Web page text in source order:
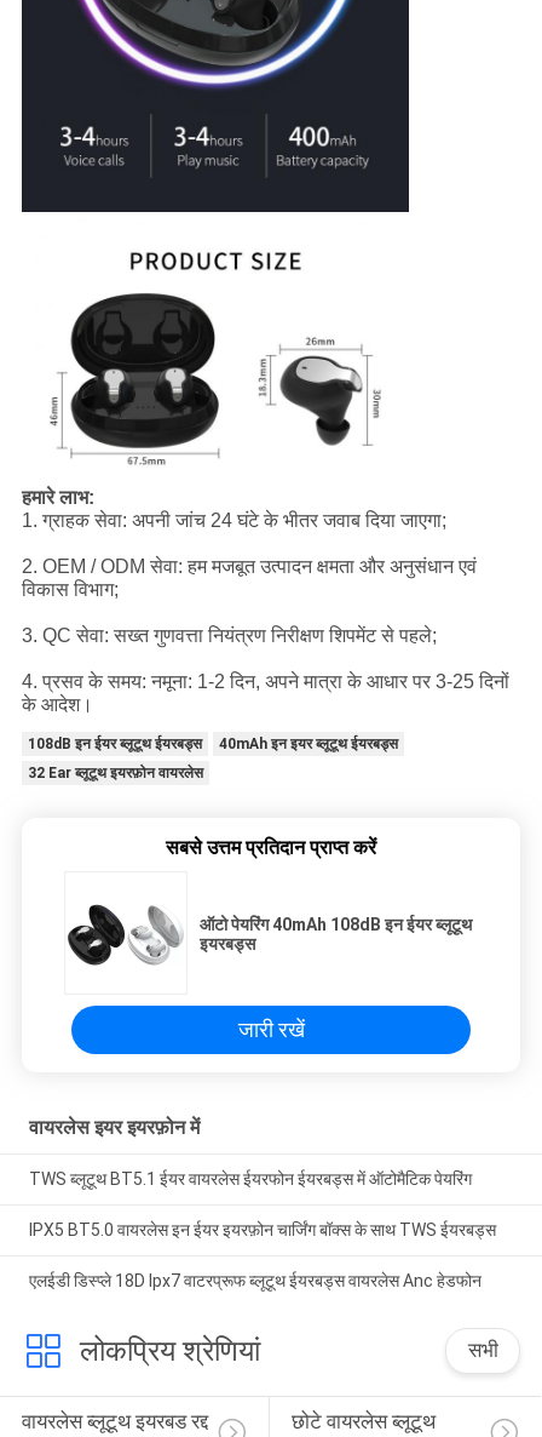
हमारे लाभ:
1. ग्राहक सेवा: अपनी जांच 24 घंटे के भीतर जवाब दिया जाएगा;
2. OEM / ODM सेवा: हम मजबूत उत्पादन क्षमता और अनुसंधान एवं
विकास विभाग;
3. QC सेवा: सख्त गुणवत्ता नियंत्रण निरीक्षण शिपमेंट से पहले;
4. प्रसव के समय: नमूना: 1-2 दिन, अपने मात्रा के आधार पर 3-25 दिनों
के आदेश।
108dB इन ईयर ब्लूटूथ ईयरबड्स
40mAh इन इयर ब्लूटूथ ईयरबड्स
32 Ear ब्लूटूथ इयरफ़ोन वायरलेस
सबसे उत्तम प्रतिदान प्राप्त करें
ऑटो पेयरिंग 40mAh 108dB इन ईयर ब्लूटूथ
इयरबड्स
जारी रखें
वायरलेस इयर इयरफ़ोन में
TWS ब्लूटूथ BT5.1 ईयर वायरलेस ईयरफोन ईयरबड्स में ऑटोमैटिक पेयरिंग
IPX5 BT5.0 वायरलेस इन ईयर इयरफ़ोन चार्जिंग बॉक्स के साथ TWS ईयरबड्स
एलईडी डिस्प्ले 18D Ipx7 वाटरप्रूफ ब्लूटूथ ईयरबड्स वायरलेस Anc हेडफोन
लोकप्रिय श्रेणियां सभी
वायरलेस ब्लूटूथ इयरबड रद्द
छोटे वायरलेस ब्लूटूथ